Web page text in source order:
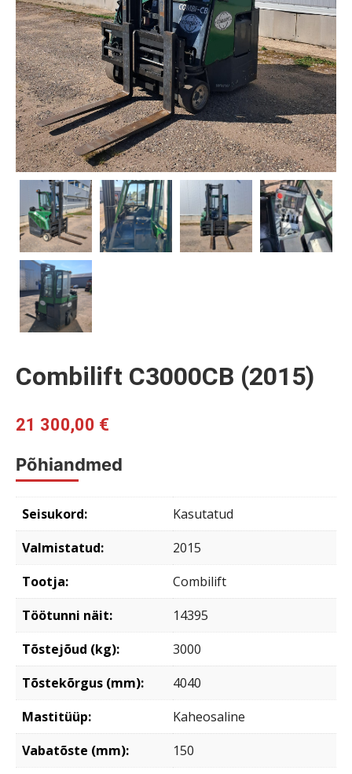
Combilift C3000CB (2015)
21 300,00 €
Põhiandmed
Seisukord:
Kasutatud
Valmistatud:
2015
Tootja:
Combilift
Töötunni näit:
14395
Tõstejõud (kg):
3000
Tõstekõrgus (mm):
4040
Mastitüüp:
Kaheosaline
Vabatõste (mm):
150